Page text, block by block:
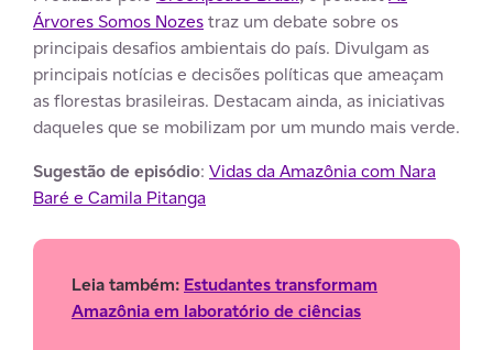
Árvores Somos Nozestraz um debate sobre os
principais desafios ambientais do país. Divulgam as
principais notícias e decisões políticas que ameaçam
as florestas brasileiras. Destacam ainda, as iniciativas
daqueles que se mobilizam por um mundo mais verde.
Sugestão de episódio: Vidas da Amazônia com Nara
Baré e Camila Pitanga
Leia também: Estudantes transformam
Amazônia em laboratório de ciências